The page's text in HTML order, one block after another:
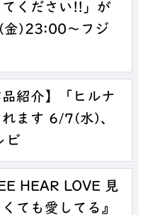
ください!!」が
)23:00～フジ
紹介】「ヒルナ
ます 6/7(水)、
ビ
HEAR LOVE 見
ても愛してる』